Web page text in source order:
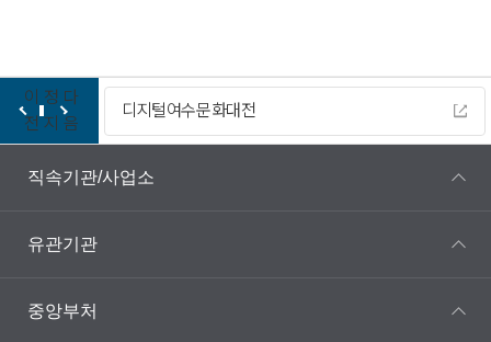
이
전
정
지
다
음
디지털여수문화대전
직속기관/사업소
유관기관
중앙부처